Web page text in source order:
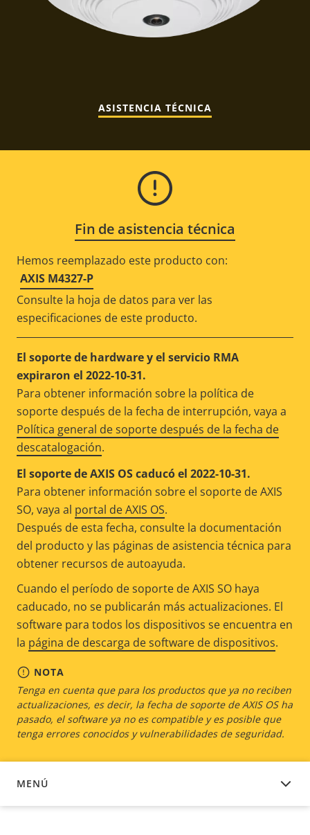
ASISTENCIA TÉCNICA
Fin de asistencia técnica
Hemos reemplazado este producto con:
AXIS M4327-P
Consulte la hoja de datos para ver las
especificaciones de este producto.
El soporte de hardware y el servicio RMA
expiraron el 2022-10-31.
Para obtener información sobre la política de
soporte después de la fecha de interrupción, vaya a
Política general de soporte después de la fecha de
descatalogación.
El soporte de AXIS OS caducó el 2022-10-31.
Para obtener información sobre el soporte de AXIS
SO, vaya al portal de AXIS OS.
Después de esta fecha, consulte la documentación
del producto y las páginas de asistencia técnica para
obtener recursos de autoayuda.
Cuando el período de soporte de AXIS SO haya
caducado, no se publicarán más actualizaciones. El
software para todos los dispositivos se encuentra en
la página de descarga de software de dispositivos.
NOTA
Tenga en cuenta que para los productos que ya no reciben
actualizaciones, es decir, la fecha de soporte de AXIS OS ha
pasado, el software ya no es compatible y es posible que
tenga errores conocidos y vulnerabilidades de seguridad.
MENÚ
SOFTWARE DEL DISPOSITIVO